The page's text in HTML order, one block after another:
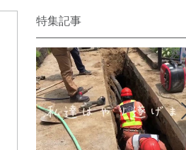
特集記事